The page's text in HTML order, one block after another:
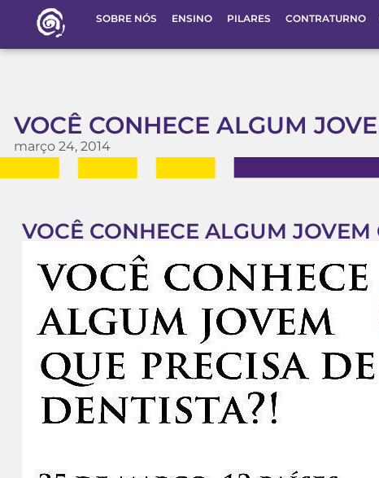
SOBRE NÓS ENSINO PILARES CONTRATURNO
VOCÊ CONHECE ALGUM
março 24, 2014
VOCÊ CONHECE ALGUM JOVEM